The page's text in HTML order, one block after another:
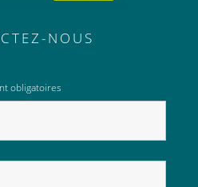
NOUS
obligatoires